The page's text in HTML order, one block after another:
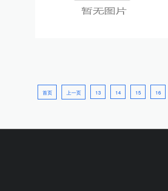
首页 上一页 13 14 15 16